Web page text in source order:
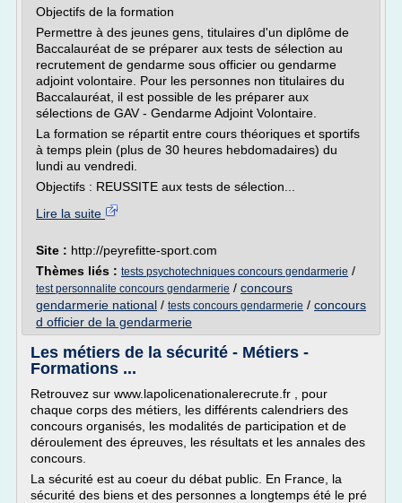
Objectifs de la formation
Permettre à des jeunes gens, titulaires d'un diplôme de
Baccalauréat de se préparer aux tests de sélection au
recrutement de gendarme sous officier ou gendarme
adjoint volontaire. Pour les personnes non titulaires du
Baccalauréat, il est possible de les préparer aux
sélections de GAV - Gendarme Adjoint Volontaire.
La formation se répartit entre cours théoriques et sportifs
à temps plein (plus de 30 heures hebdomadaires) du
lundi au vendredi.
Objectifs : REUSSITE aux tests de sélection...
Lire la suite
Site : http://peyrefitte-sport.com
Thèmes liés : tests psychotechniques concours gendarmerie /
test personnalite concours gendarmerie / concours
gendarmerie national / tests concours gendarmerie / concours
d officier de la gendarmerie
Les métiers de la sécurité - Métiers -
Formations ...
Retrouvez sur www.lapolicenationalerecrute.fr , pour
chaque corps des métiers, les différents calendriers des
concours organisés, les modalités de participation et de
déroulement des épreuves, les résultats et les annales des
concours.
La sécurité est au coeur du débat public. En France, la
sécurité des biens et des personnes a longtemps été le pré